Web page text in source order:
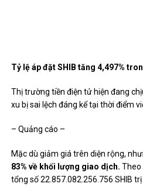
Tỷ lệ áp đặt SHIB tăng 4,497%
Thị trường tiền điện tử hiện đang
xu bị sai lệch đáng kể tại thời điểm
– Quảng cáo –
Mặc dù giảm giá trên diện rộng,
83% về khối lượng giao dịch. Theo
tổng số 22.857.082.256.756 SHIB